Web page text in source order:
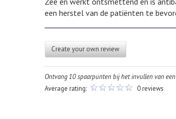
een herstel van de patiënten te
Create your own review
Ontvang 10 spaarpunten bij het invullen van
Average rating:
0 reviews